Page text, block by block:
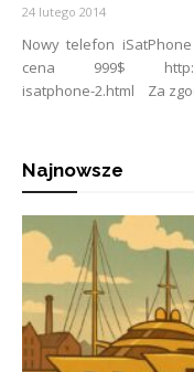
24 lutego 2014
Nowy telefon
cena 999$ http://
isatphone-2.html Za
Najnowsze